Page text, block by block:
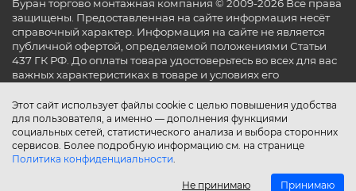
Этот сайт использует файлы cookie с целью повышения удобства
для пользователя, а именно — дополнения функциями
социальных сетей, статистического анализа и выбора сторонних
сервисов. Более подробную информацию см. на странице
Политика конфиденциальности.
Не принимаю Принимаю
Буран торгово монтажная компания © 2009-2026 Все права
защищены. Предоставленная на сайте информация несёт
справочный характер. Информация на сайте не является
публичной офертой, определяемой положениями Статьи
437 ГК РФ. До оплаты товара удостоверьтесь во всех для вас
важных характеристиках в товаре и условиях его